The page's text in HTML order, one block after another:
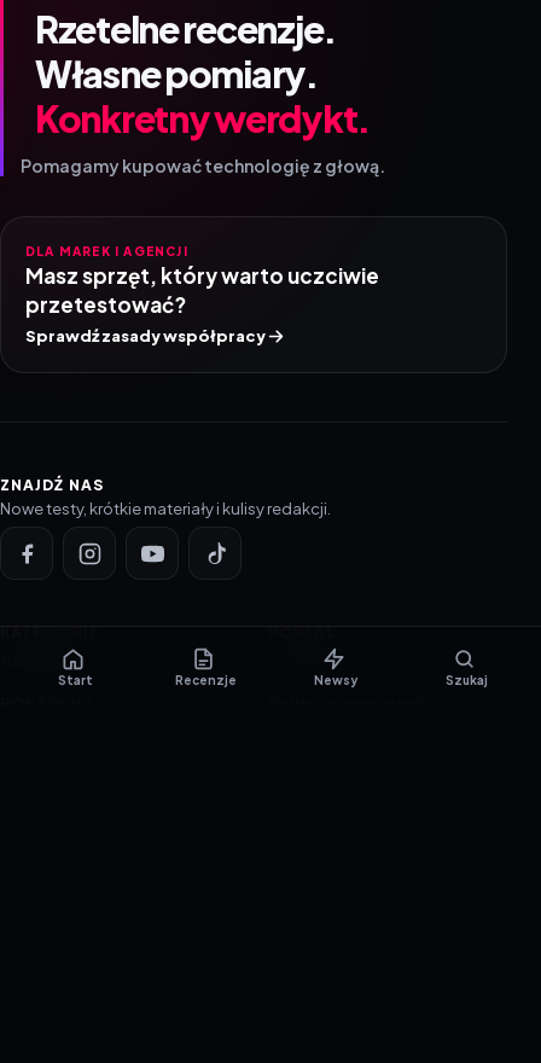
Rzetelne recenzje.
Własne pomiary.
Konkretny werdykt.
Pomagamy kupować technologię z głową.
DLA MAREK I AGENCJI
Masz sprzęt, który warto uczciwie
przetestować?
Sprawdź zasady współpracy
ZNAJDŹ NAS
Nowe testy, krótkie materiały i kulisy redakcji.
NOWINKI Informacje o ciasteczkach
Start Recenzje Newsy Szukaj